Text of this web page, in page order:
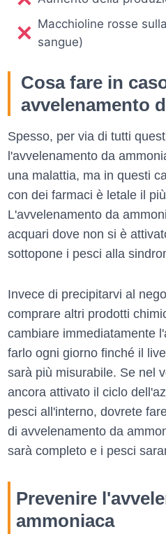
Macchioline rosse
sangue)
Cosa fare in
avvelenamento
Spesso, per via di tutti
l'avvelenamento da
una malattia, ma in questi
con dei farmaci è letale il
L'avvelenamento da
acquari dove non si è
sottopone i pesci alla
Invece di precipitarvi al
comprare altri prodotti
cambiare immediatamente
farlo ogni giorno finché il
sarà più misurabile. Se nel
ancora attivato il ciclo
pesci all'interno, dovrete
di avvelenamento da
sarà completo e i pesci
Prevenire
ammoniaca